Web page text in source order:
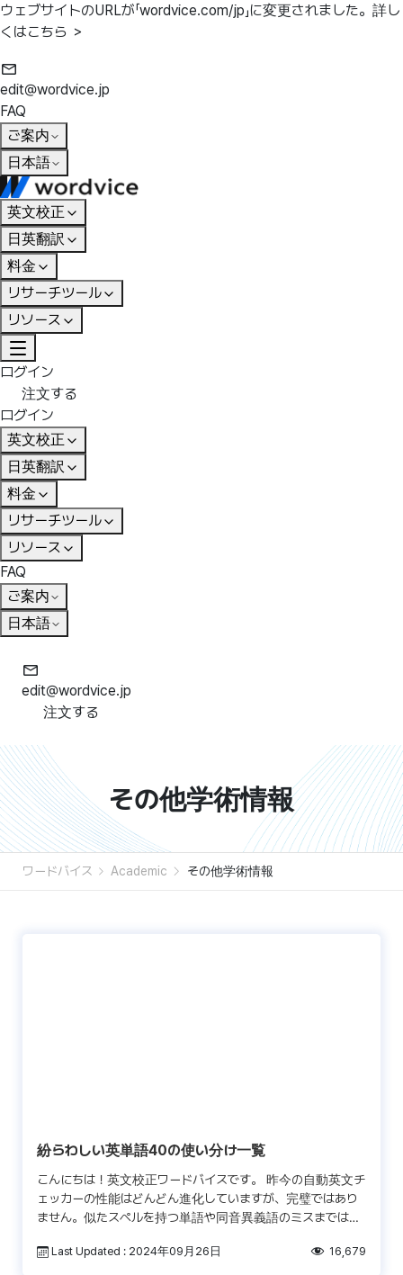
ウェブサイトのURLが「wordvice.com/jp」に変更されました。 詳し
くはこちら ＞
edit@wordvice.jp
FAQ
ご案内
日本語
英文校正
日英翻訳
料金
リサーチツール
リソース
ログイン
注文する
ログイン
英文校正
日英翻訳
料金
リサーチツール
リソース
FAQ
ご案内
日本語
edit@wordvice.jp
注文する
その他学術情報
ワードバイス Academic その他学術情報
紛らわしい英単語40の使い分け一覧
こんにちは！英文校正ワードバイスです。 昨今の自動英文チ
ェッカーの性能はどんどん進化していますが、完璧ではあり
ません。似たスペルを持つ単語や同音異義語のミスまではキ
[…]Last Updated : 2024年09月26日 16,679